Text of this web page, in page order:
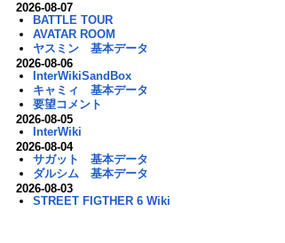
2026-08-07
BATTLE TOUR
AVATAR ROOM
ヤスミン 基本データ
2026-08-06
InterWikiSandBox
キャミィ 基本データ
要望コメント
2026-08-05
InterWiki
2026-08-04
サガット 基本データ
ダルシム 基本データ
2026-08-03
STREET FIGTHER 6 Wiki